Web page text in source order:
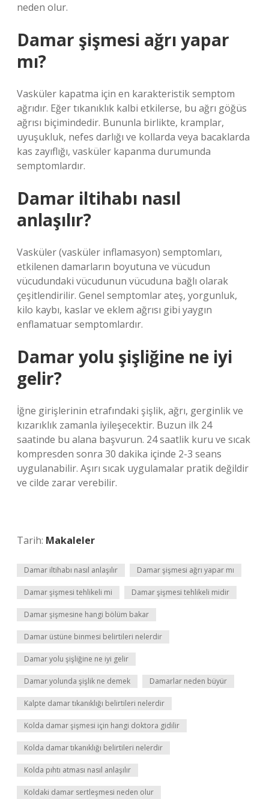
neden olur.
Damar şişmesi ağrı yapar
mı?
Vasküler kapatma için en karakteristik semptom
ağrıdır. Eğer tıkanıklık kalbi etkilerse, bu ağrı göğüs
ağrısı biçimindedir. Bununla birlikte, kramplar,
uyuşukluk, nefes darlığı ve kollarda veya bacaklarda
kas zayıflığı, vasküler kapanma durumunda
semptomlardır.
Damar iltihabı nasıl
anlaşılır?
Vasküler (vasküler inflamasyon) semptomları,
etkilenen damarların boyutuna ve vücudun
vücudundaki vücudunun vücuduna bağlı olarak
çeşitlendirilir. Genel semptomlar ateş, yorgunluk,
kilo kaybı, kaslar ve eklem ağrısı gibi yaygın
enflamatuar semptomlardır.
Damar yolu şişliğine ne iyi
gelir?
İğne girişlerinin etrafındaki şişlik, ağrı, gerginlik ve
kızarıklık zamanla iyileşecektir. Buzun ilk 24
saatinde bu alana başvurun. 24 saatlik kuru ve sıcak
kompresden sonra 30 dakika içinde 2-3 seans
uygulanabilir. Aşırı sıcak uygulamalar pratik değildir
ve cilde zarar verebilir.
Tarih: Makaleler
Damar iltihabı nasıl anlaşılır Damar şişmesi ağrı yapar mı
Damar şişmesi tehlikeli mi Damar şişmesi tehlikeli midir
Damar şişmesine hangi bölüm bakar
Damar üstüne binmesi belirtileri nelerdir
Damar yolu şişliğine ne iyi gelir
Damar yolunda şişlik ne demek Damarlar neden büyür
Kalpte damar tıkanıklığı belirtileri nelerdir
Kolda damar şişmesi için hangi doktora gidilir
Kolda damar tıkanıklığı belirtileri nelerdir
Kolda pıhtı atması nasıl anlaşılır
Koldaki damar sertleşmesi neden olur